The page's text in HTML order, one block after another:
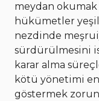
meydan okumak
hükümetler
nezdinde
sürdürülmesini
karar alma
kötü yönetimi
göstermek